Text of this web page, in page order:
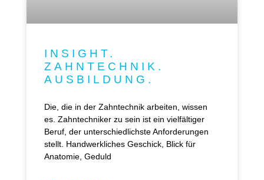
INSIGHT.
ZAHNTECHNIK.
AUSBILDUNG.
Die, die in der Zahntechnik arbeiten, wissen
es. Zahntechniker zu sein ist ein vielfältiger
Beruf, der unterschiedlichste Anforderungen
stellt. Handwerkliches Geschick, Blick für
Anatomie, Geduld